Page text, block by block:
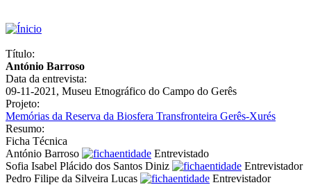
Título:
António Barroso
Data da entrevista:
09-11-2021, Museu Etnográfico do Campo do Gerês
Projeto:
Memórias da Reserva da Biosfera Transfronteira Gerês-Xurés
Resumo:
Ficha Técnica
António Barroso
Entrevistado
Sofia Isabel Plácido dos Santos Diniz
Entrevistador
Pedro Filipe da Silveira Lucas
Entrevistador